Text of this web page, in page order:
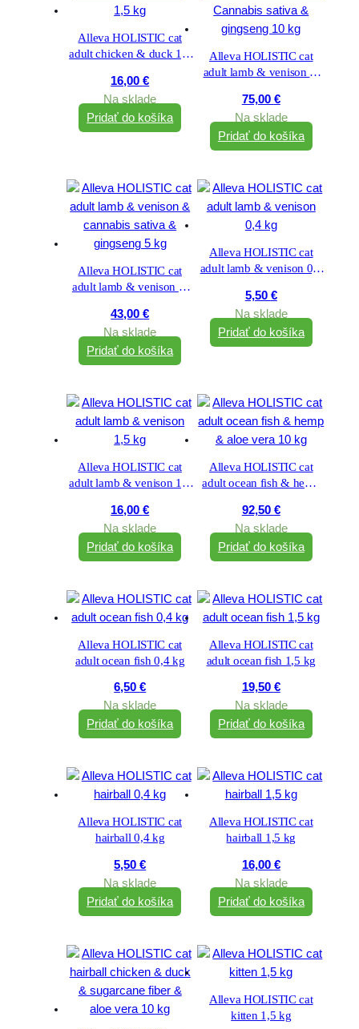
Alleva HOLISTIC cat
adult chicken & duck 1,5
16,00€
Na sklade
Pridať do košíka
Alleva HOLISTIC cat
adult lamb & venison &
gingseng 10 kg
75,00 €
Na sklade
Pridať do košíka
Alleva HOLISTIC cat
adult lamb & venison &
gingseng 5 kg
43,00€
Na sklade
Pridať do košíka
Alleva HOLISTIC cat
adult lamb & venison 0,4
5,50 €
Na sklade
Pridať do košíka
Alleva HOLISTIC cat
adult lamb & venison 1,5
16,00€
Na sklade
Pridať do košíka
Alleva HOLISTIC cat
adult ocean fish & hemp
92,50 €
Na sklade
Pridať do košíka
Alleva HOLISTIC cat
adult ocean fish 0,4 kg
6,50€
Na sklade
Pridať do košíka
Alleva HOLISTIC cat
adult ocean fish 1,5 kg
19,50 €
Na sklade
Pridať do košíka
Alleva HOLISTIC cat
hairball 0,4 kg
5,50€
Na sklade
Pridať do košíka
Alleva HOLISTIC cat
hairball 1,5 kg
16,00 €
Na sklade
Pridať do košíka
Alleva HOLISTIC cat
kitten 1,5 kg